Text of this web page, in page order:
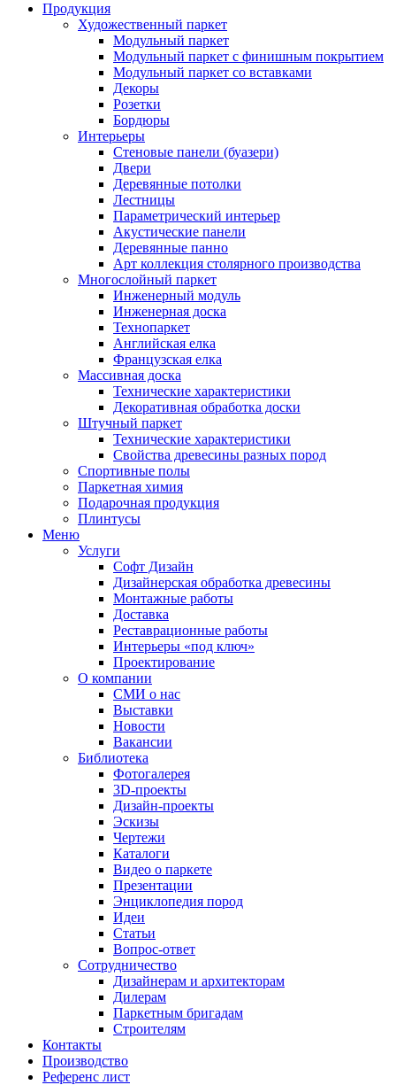
Продукция
Художественный паркет
Модульный паркет
Модульный паркет с финишным покрытием
Модульный паркет со вставками
Декоры
Розетки
Бордюры
Интерьеры
Стеновые панели (буазери)
Двери
Деревянные потолки
Лестницы
Параметрический интерьер
Акустические панели
Деревянные панно
Арт коллекция столярного производства
Многослойный паркет
Инженерный модуль
Инженерная доска
Технопаркет
Английская елка
Французская елка
Массивная доска
Технические характеристики
Декоративная обработка доски
Штучный паркет
Технические характеристики
Свойства древесины разных пород
Спортивные полы
Паркетная химия
Подарочная продукция
Плинтусы
Меню
Услуги
Софт Дизайн
Дизайнерская обработка древесины
Монтажные работы
Доставка
Реставрационные работы
Интерьеры «под ключ»
Проектирование
О компании
СМИ о нас
Выставки
Новости
Вакансии
Библиотека
Фотогалерея
3D-проекты
Дизайн-проекты
Эскизы
Чертежи
Каталоги
Видео о паркете
Презентации
Энциклопедия пород
Идеи
Статьи
Вопрос-ответ
Сотрудничество
Дизайнерам и архитекторам
Дилерам
Паркетным бригадам
Строителям
Контакты
Производство
Референс лист